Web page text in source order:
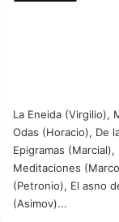
La Eneida (Virgilio),
Odas (Horacio), De
Epigramas
Meditaciones
(Petronio), El asno
(Asimov)...